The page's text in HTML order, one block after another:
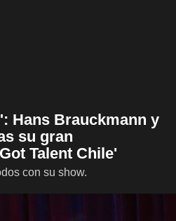
Hans Brauckmann y
su gran
Talent Chile'
con su show.